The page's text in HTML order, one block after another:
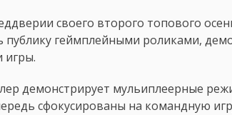
своего второго топового
публику геймплейными роликами,
игры.
демонстрирует мульиплеерные
сфокусированы на командную